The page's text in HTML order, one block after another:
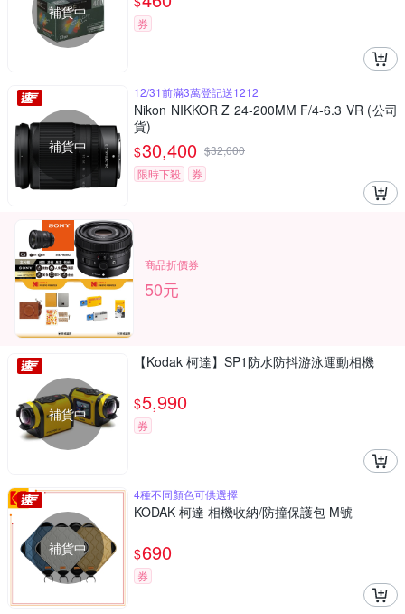
補貨中
券
補貨中
12/31前滿3萬登記送1212
Nikon NIKKOR Z 24-200MM F/4-6.3 VR (公司
貨)
$30,400 $32,000
限時下殺
券
商品折價券
50元
補貨中
【Kodak 柯達】SP1防水防抖游泳運動相機
$5,990
券
補貨中
4種不同顏色可供選擇
KODAK 柯達 相機收納/防撞保護包 M號
$690
券